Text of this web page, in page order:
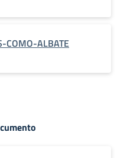
COMO-ALBATE